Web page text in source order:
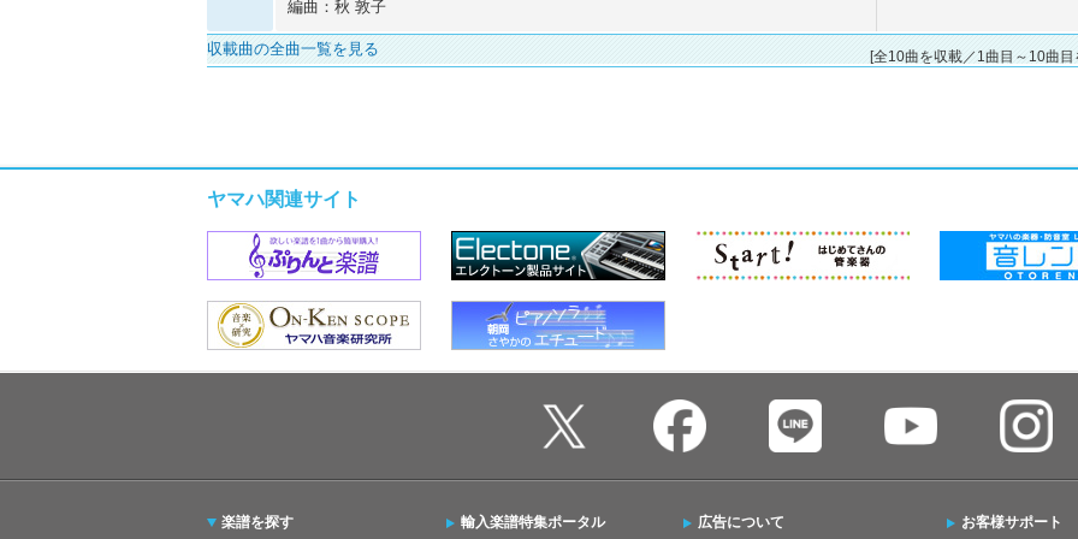
編曲：秋 敦子
収載曲の全曲一覧を見る [全10曲を収載／1曲目～10曲目
ヤマハ関連サイト
楽譜を探す 輸入楽譜特集ポータル 広告について お客様サポート